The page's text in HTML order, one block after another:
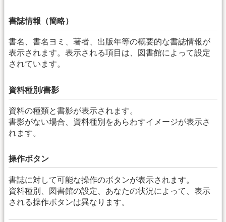
書誌情報（簡略）
書名、書名ヨミ、著者、出版年等の概要的な書誌情報が
表示されます。表示される項目は、図書館によって設定
されています。
資料種別/書影
資料の種類と書影が表示されます。
書影がない場合、資料種別をあらわすイメージが表示さ
れます。
操作ボタン
書誌に対して可能な操作のボタンが表示されます。
資料種別、図書館の設定、あなたの状況によって、表示
される操作ボタンは異なります。